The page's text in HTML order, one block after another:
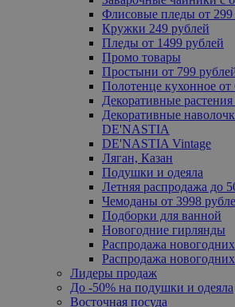
Флисовые пледы от 299
Кружки 249 рублей
Пледы от 1499 рублей
Промо товары
Простыни от 799
Полотенце кухонное от
Декоративные
Декоративные
DE'NASTIA
DE'NASTIA Vintage
Ляган, Казан
Подушки и одеяла
Летняя распродажа до
Чемоданы от 3998
Подборки для ванной
Новогодние гирлянды
Распродажа
Распродажа
Лидеры продаж
До -50% на подушки и одеяла
Восточная посуда